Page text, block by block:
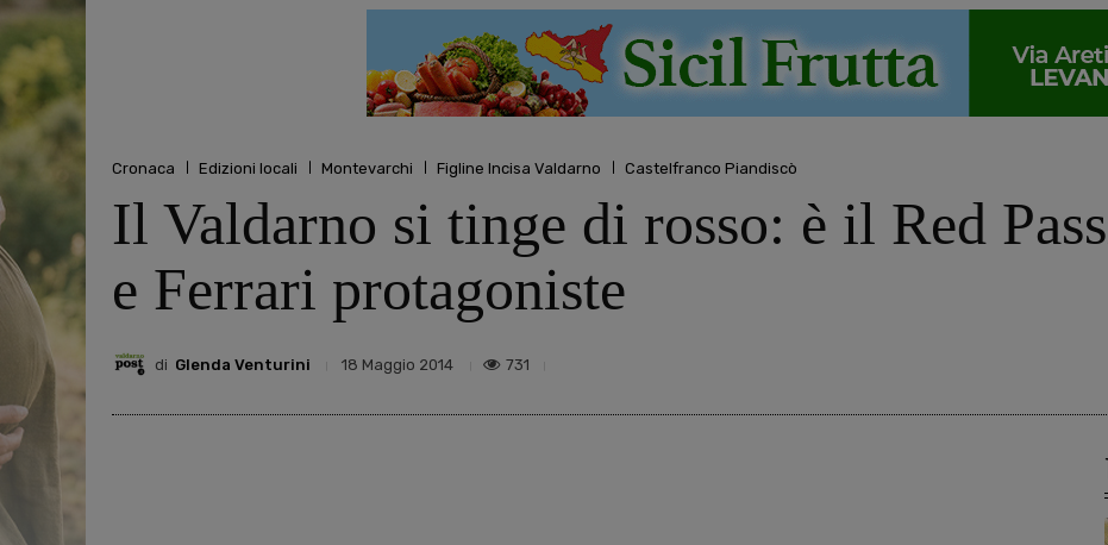
Cronaca Edizioni locali Montevarchi Figline Incisa Valdarno Castelfranco Piandiscò
Il Valdarno si tinge di rosso: è il Red
e Ferrari protagoniste
di Glenda Venturini 18 Maggio 2014 731